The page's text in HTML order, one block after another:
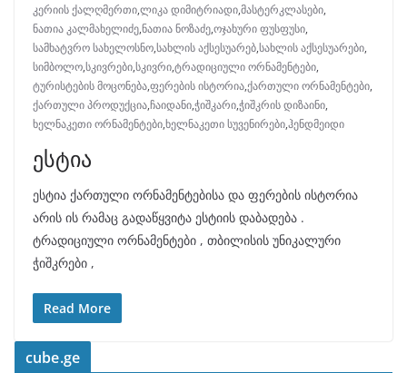
კერიის ქალღმერთი,ლიკა დიმიტრიადი,მასტერკლასები,
ნათია კალმახელიძე,ნათია ნოზაძე,ოჯახური ფუსფუსი,
სამხატვრო სახელოსნო,სახლის აქსესუარებ,სახლის აქსესუარები,
სიმბოლო,სკივრები,სკივრი,ტრადიციული ორნამენტები,
ტურისტების მოცონება,ფერების ისტორია,ქართული ორნამენტები,
ქართული პროდუქცია,ჩაიდანი,ჭიშკარი,ჭიშკრის დიზაინი,
ხელნაკეთი ორნამენტები,ხელნაკეთი სუვენირები,ჰენდმეიდი
ესტია
ესტია ქართული ორნამენტებისა და ფერების ისტორია
არის ის რამაც გადაწყვიტა ესტიის დაბადება .
ტრადიციული ორნამენტები , თბილისის უნიკალური
ჭიშკრები ,
Read More
cube.ge